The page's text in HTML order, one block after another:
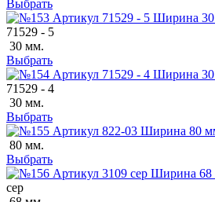
Выбрать
71529 - 5
30 мм.
Выбрать
71529 - 4
30 мм.
Выбрать
80 мм.
Выбрать
сер